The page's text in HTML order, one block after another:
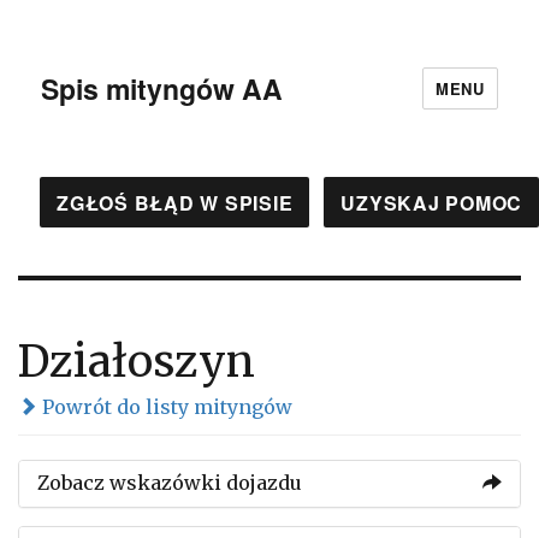
Spis mityngów AA MENU
ZGŁOŚ BŁĄD W SPISIE UZYSKAJ POMOC
Działoszyn
Powrót do listy mityngów
Zobacz wskazówki dojazdu